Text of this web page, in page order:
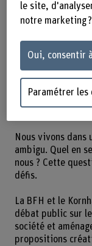
sujets
société. Le
18 octobre
«
crise : quel
de la
Nous vivons dans
ambigu. Quel en
nous ? Cette
défis.
La BFH et le
débat public sur
société et
propositions
le site,
notre marketing ?
Oui, consentir
Paramétrer les